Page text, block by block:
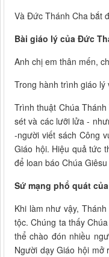
Và Đức Thánh Cha bắt
Bài giáo lý của Đức
Anh chị em thân mến,
Trong hành trình giáo
Trình thuật Chúa
sét và các lưỡi lửa -
-người viết sách Công
Giáo hội. Hiệu quả tức
để loan báo Chúa
Sứ mạng phổ quát
Khi làm như vậy,
tộc. Chúng ta thấy
thể chào đón nhiều
Người dạy Giáo hội mở